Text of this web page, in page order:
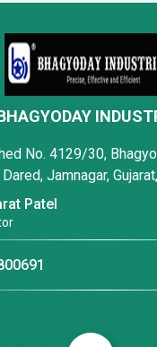
No. 4129/30,
Jamnagar,
Patel